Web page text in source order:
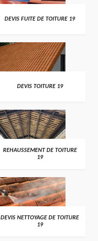
DEVIS FUITE DE TOITURE 19
DEVIS TOITURE 19
REHAUSSEMENT DE TOITURE
19
DEVIS NETTOYAGE DE TOITURE
19